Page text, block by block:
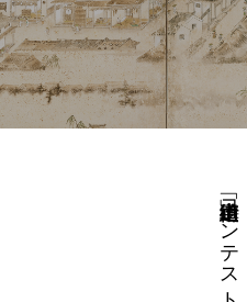
街道山車「街道絵」コンテスト